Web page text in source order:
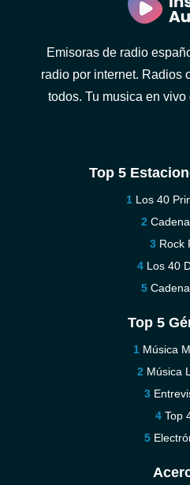
Emisoras de radio
radio por internet. Radios
todos. Tu musica en
Top 5
Los 40
Rock
Los 40
Top 5
Música
Música
Top